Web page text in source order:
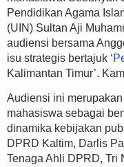
Pendidikan Agama
(UIN) Sultan Aji
audiensi bersama
isu strategis bertajuk
Kalimantan Timur’.
Audiensi ini
mahasiswa sebagai
dinamika kebijakan
DPRD Kaltim, Darlis
Tenaga Ahli DPRD, Tri